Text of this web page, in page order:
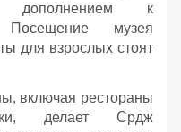
дополнением к
Посещение музея
для взрослых стоят
включая рестораны
делает Срдж